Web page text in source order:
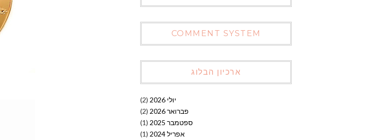
COMMENT SYSTEM
ארכיון הבלוג
יולי 2026
(2)
פברואר 2026
(2)
ספטמבר 2025
(1)
אפריל 2024
(1)